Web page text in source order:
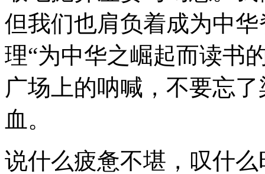
但我们也肩负着成为中
理“为中华之崛起而读书
广场上的呐喊，不要忘
血。
说什么疲惫不堪，叹什